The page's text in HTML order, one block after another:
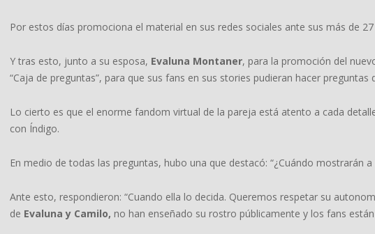
Por estos días promociona el material en sus redes sociales ante sus más de
Y tras esto, junto a su esposa, Evaluna Montaner, para la promoción del
“Caja de preguntas”, para que sus fans en sus stories pudieran hacer preguntas
Lo cierto es que el enorme fandom virtual de la pareja está atento a cada
con Índigo.
En medio de todas las preguntas, hubo una que destacó: “¿Cuándo mostrarán
Ante esto, respondieron: “Cuando ella lo decida. Queremos respetar su
de Evaluna y Camilo, no han enseñado su rostro públicamente y los fans